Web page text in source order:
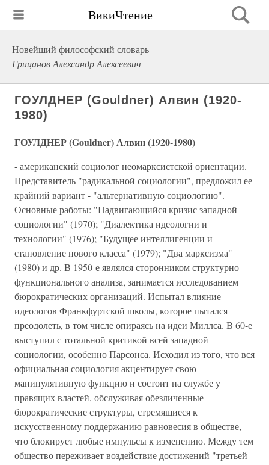
ВикиЧтение
Новейший философский словарь
Грицанов Александр Алексеевич
ГОУЛДНЕР (Gouldner) Алвин (1920-
1980)
ГОУЛДНЕР (Gouldner) Алвин (1920-1980)
- американский социолог неомарксистской ориентации.
Представитель "радикальной социологии", предложил ее
крайний вариант - "альтернативную социологию".
Основные работы: "Надвигающийся кризис западной
социологии" (1970); "Диалектика идеологии и
технологии" (1976); "Будущее интеллигенции и
становление нового класса" (1979); "Два марксизма"
(1980) и др. В 1950-е являлся сторонником структурно-
функционального анализа, занимается исследованием
бюрократических организаций. Испытал влияние
идеологов Франкфуртской школы, которое пытался
преодолеть, в том числе опираясь на идеи Миллса. В 60-е
выступил с тотальной критикой всей западной
социологии, особенно Парсонса. Исходил из того, что вся
официальная социология акцентирует свою
манипулятивную функцию и состоит на службе у
правящих властей, обслуживая обезличенные
бюрократические структуры, стремящиеся к
искусственному поддержанию равновесия в обществе,
что блокирует любые импульсы к изменению. Между тем
общество переживает воздействие достижений "третьей